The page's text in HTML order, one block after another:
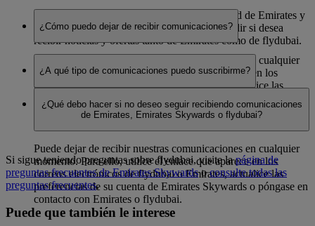
Emirates Skywards es el programa de fidelidad de Emirates y
de flydubai. Por tanto, tiene la opción de decidir si desea
recibir noticias y ofertas tanto de Emirates como de flydubai.
¿Cómo puedo dejar de recibir comunicaciones?
Puede dejar de recibir nuestras comunicaciones en cualquier
momento. Para ello, utilice el enlace que aparece en los
correos electrónicos de flydubai o Emirates, actualice las
preferencias de su cuenta de Emirates Skywards o póngase en
contacto con Emirates o flydubai.
¿A qué tipo de comunicaciones puedo suscribirme?
Noticias y ofertas de Emirates Skywards
Noticias y ofertas de flydubai
¿Qué debo hacer si no deseo seguir recibiendo comunicaciones
de Emirates, Emirates Skywards o flydubai?
Puede dejar de recibir nuestras comunicaciones en cualquier
momento. Para ello, utilice el enlace que aparece en los
correos electrónicos de flydubai o Emirates, actualice las
preferencias de su cuenta de Emirates Skywards o póngase en
contacto con Emirates o flydubai.
Si sigue teniendo preguntas sobre flydubai, visite lapágina de
preguntas frecuentes de Emirates Skywardsoconsulte todas las
preguntas frecuentes.
Puede que también le interese